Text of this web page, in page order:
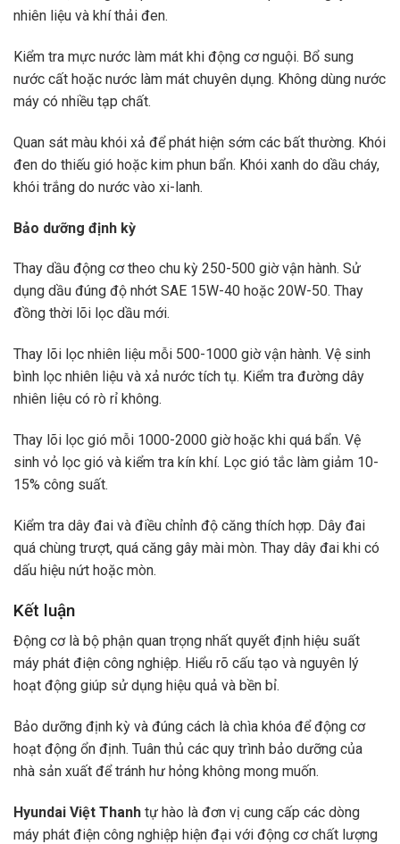
nhiên liệu và khí thải đen.
Kiểm tra mực nước làm mát khi động cơ nguội. Bổ sung
nước cất hoặc nước làm mát chuyên dụng. Không dùng nước
máy có nhiều tạp chất.
Quan sát màu khói xả để phát hiện sớm các bất thường. Khói
đen do thiếu gió hoặc kim phun bẩn. Khói xanh do dầu cháy,
khói trắng do nước vào xi-lanh.
Bảo dưỡng định kỳ
Thay dầu động cơ theo chu kỳ 250-500 giờ vận hành. Sử
dụng dầu đúng độ nhớt SAE 15W-40 hoặc 20W-50. Thay
đồng thời lõi lọc dầu mới.
Thay lõi lọc nhiên liệu mỗi 500-1000 giờ vận hành. Vệ sinh
bình lọc nhiên liệu và xả nước tích tụ. Kiểm tra đường dây
nhiên liệu có rò rỉ không.
Thay lõi lọc gió mỗi 1000-2000 giờ hoặc khi quá bẩn. Vệ
sinh vỏ lọc gió và kiểm tra kín khí. Lọc gió tắc làm giảm 10-
15% công suất.
Kiểm tra dây đai và điều chỉnh độ căng thích hợp. Dây đai
quá chùng trượt, quá căng gây mài mòn. Thay dây đai khi có
dấu hiệu nứt hoặc mòn.
Kết luận
Động cơ là bộ phận quan trọng nhất quyết định hiệu suất
máy phát điện công nghiệp. Hiểu rõ cấu tạo và nguyên lý
hoạt động giúp sử dụng hiệu quả và bền bỉ.
Bảo dưỡng định kỳ và đúng cách là chìa khóa để động cơ
hoạt động ổn định. Tuân thủ các quy trình bảo dưỡng của
nhà sản xuất để tránh hư hỏng không mong muốn.
Hyundai Việt Thanh tự hào là đơn vị cung cấp các dòng
máy phát điện công nghiệp hiện đại với động cơ chất lượng